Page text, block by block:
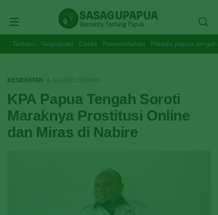
Terbaru Terpopuler Cerita Pemerintahan Pilkada papua tengah
KESEHATAN · 6 Jul 2026 15:08 WIT
KPA Papua Tengah Soroti
Maraknya Prostitusi Online
dan Miras di Nabire